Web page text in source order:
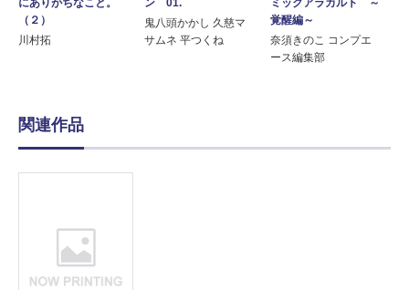
にありがちなこと。
（２）
川村拓
ン 01.
鬼八頭かかし 久慈マ
サムネ 平つくね
ミックアラカルト ～
覚醒編～
奈須きのこ コンプエ
ース編集部
関連作品